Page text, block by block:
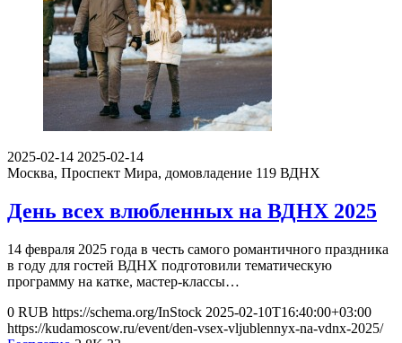
2025-02-14 2025-02-14
Москва, Проспект Мира, домовладение 119 ВДНХ
День всех влюбленных на ВДНХ 2025
14 февраля 2025 года в честь самого романтичного праздника
в году для гостей ВДНХ подготовили тематическую
программу на катке, мастер-классы…
0 RUB https://schema.org/InStock 2025-02-10T16:40:00+03:00
https://kudamoscow.ru/event/den-vsex-vljublennyx-na-vdnx-2025/